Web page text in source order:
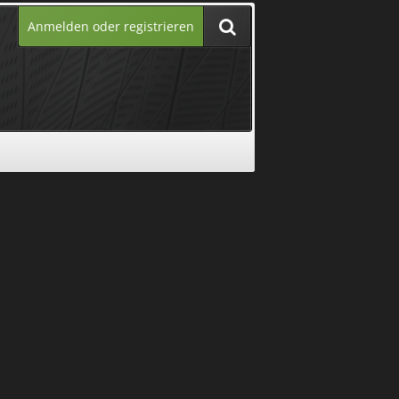
Anmelden oder registrieren